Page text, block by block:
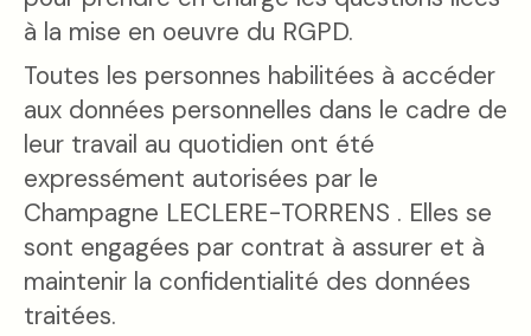
à la mise en oeuvre du RGPD.
Toutes les personnes habilitées à accéder
aux données personnelles dans le cadre de
leur travail au quotidien ont été
expressément autorisées par le
Champagne LECLERE-TORRENS . Elles se
sont engagées par contrat à assurer et à
maintenir la confidentialité des données
traitées.